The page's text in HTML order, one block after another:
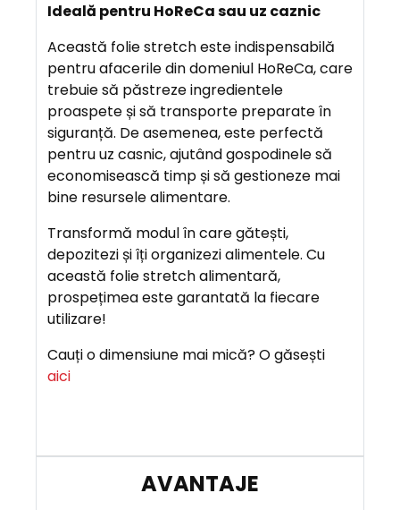
A
J
Ideală pentru HoReCa sau uz caznic
Această folie stretch este indispensabilă
pentru afacerile din domeniul HoReCa, care
trebuie să păstreze ingredientele
proaspete și să transporte preparate în
siguranță. De asemenea, este perfectă
pentru uz casnic, ajutând gospodinele să
economisească timp și să gestioneze mai
bine resursele alimentare.
Transformă modul în care gătești,
depozitezi și îți organizezi alimentele. Cu
această folie stretch alimentară,
prospețimea este garantată la fiecare
utilizare!
Cauți o dimensiune mai mică? O găsești
aici